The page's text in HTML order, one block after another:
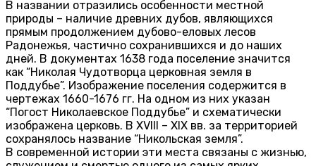
В названии отразились особенности местной
природы – наличие древних дубов, являющихся
прямым продолжением дубово-еловых лесов
Радонежья, частично сохранившихся и до наших
дней. В документах 1638 года поселение значится
как “Николая Чудотворца церковная земля в
Поддубье”. Изображение поселения содержится в
чертежах 1660-1676 гг. На одном из них указан
“Погост Николаевское Поддубье” и схематически
изображена церковь. В XVIII – XIX вв. за территорией
сохранялось название “Никольская земля”.
В современной истории эти места связаны с жизнью,